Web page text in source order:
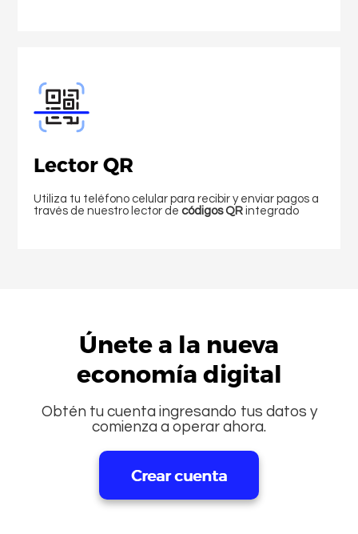
Lector QR
Utiliza tu teléfono celular para recibir y enviar pagos a
través de nuestro lector decódigos QR integrado
Únete a la nueva
economía digital
Obtén tu cuenta ingresando tus datos y
comienza a operar ahora.
Crear cuenta